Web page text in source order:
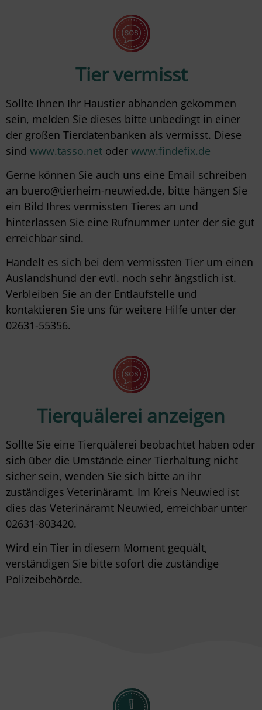
Tier vermisst
Sollte Ihnen Ihr Haustier abhanden gekommen
sein, melden Sie dieses bitte unbedingt in einer
der großen Tierdatenbanken als vermisst. Diese
sind www.tasso.net oder www.findefix.de
Gerne können Sie auch uns eine Email schreiben
an buero@tierheim-neuwied.de, bitte hängen Sie
ein Bild Ihres vermissten Tieres an und
hinterlassen Sie eine Rufnummer unter der sie gut
erreichbar sind.
Handelt es sich bei dem vermissten Tier um einen
Auslandshund der evtl. noch sehr ängstlich ist.
Verbleiben Sie an der Entlaufstelle und
kontaktieren Sie uns für weitere Hilfe unter der
02631-55356.
Tierquälerei anzeigen
Sollte Sie eine Tierquälerei beobachtet haben oder
sich über die Umstände einer Tierhaltung nicht
sicher sein, wenden Sie sich bitte an ihr
zuständiges Veterinäramt. Im Kreis Neuwied ist
dies das Veterinäramt Neuwied, erreichbar unter
02631-803420.
Wird ein Tier in diesem Moment gequält,
verständigen Sie bitte sofort die zuständige
Polizeibehörde.